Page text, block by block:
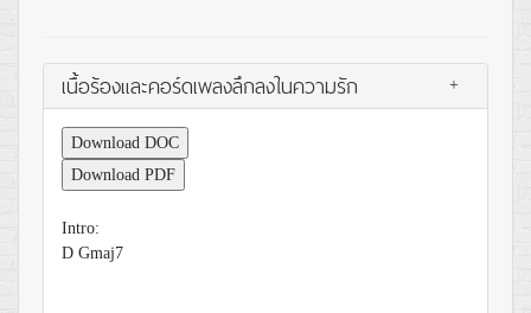
เนื้อร้องและคอร์ดเพลงลึกลงในความรัก +
Download DOC
Download PDF
Intro:
D Gmaj7